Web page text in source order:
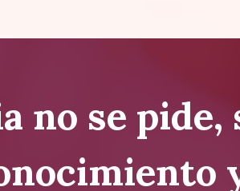
no se pide,